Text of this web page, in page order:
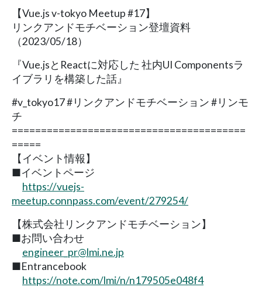
【Vue.js v-tokyo Meetup #17】
リンクアンドモチベーション登壇資料
（2023/05/18）
『Vue.jsとReactに対応した 社内UI Componentsラ
イブラリを構築した話』
#v_tokyo17 #リンクアンドモチベーション #リンモ
チ
========================================
=====
【イベント情報】
■イベントページ
https://vuejs-
meetup.connpass.com/event/279254/
【株式会社リンクアンドモチベーション】
■お問い合わせ
engineer_pr@lmi.ne.jp
■Entrancebook
https://note.com/lmi/n/n179505e048f4